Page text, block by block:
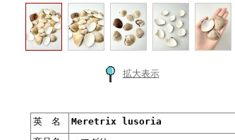
拡大表示
英 名
Meretrix lusoria